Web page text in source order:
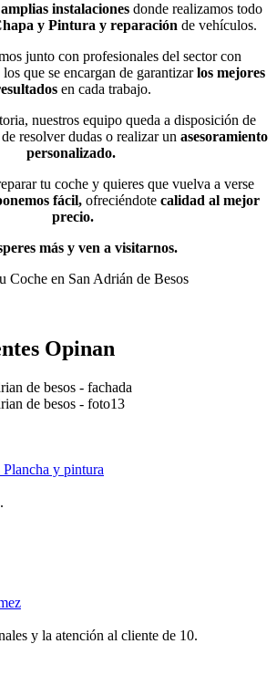
instalacionesdonde realizamos todo
y Pintura y reparación de vehículos.
junto con profesionales del sector con
los que se encargan de garantizarlos mejores
en cada trabajo.
nuestros equipo queda a disposición de
resolver dudas o realizar un asesoramiento
personalizado.
tu coche y quieres que vuelva a verse
fácil, ofreciéndote calidad al mejor
precio.
más y ven a visitarnos.
Coche en San Adrián de Besos
Opinan
y pintura
y la atención al cliente de 10.